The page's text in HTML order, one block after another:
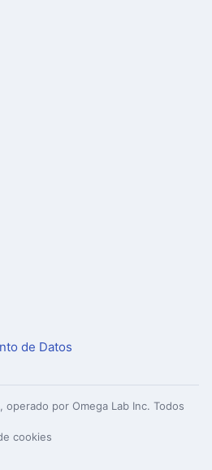
de Datos
por Omega Lab Inc. Todos
cookies